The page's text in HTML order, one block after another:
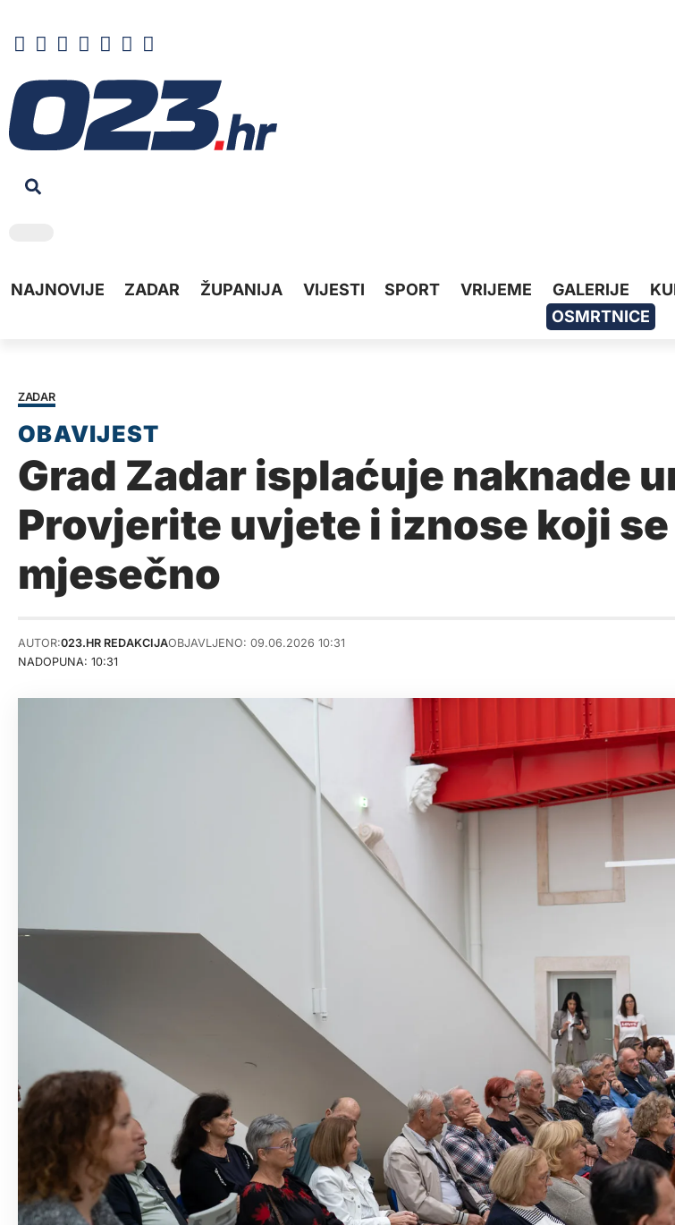
NAJNOVIJE ZADAR ŽUPANIJA VIJESTI SPORT VRIJEME GALERIJE
OSMRTNICE
ZADAR
Grad Zadar isplaćuje naknade
Provjerite uvjete i iznose koji
mjesečno
NADOPUNA: 10:31
AUTOR:023.HR REDAKCIJAOBJAVLJENO: 09.06.2026 10:31